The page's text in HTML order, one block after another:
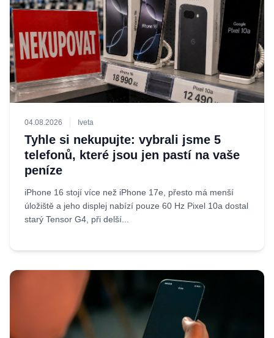
04.08.2026 Iveta
Tyhle si nekupujte: vybrali jsme 5
telefonů, které jsou jen pastí na vaše
peníze
iPhone 16 stojí více než iPhone 17e, přesto má menší
úložiště a jeho displej nabízí pouze 60 Hz Pixel 10a dostal
starý Tensor G4, při delší...